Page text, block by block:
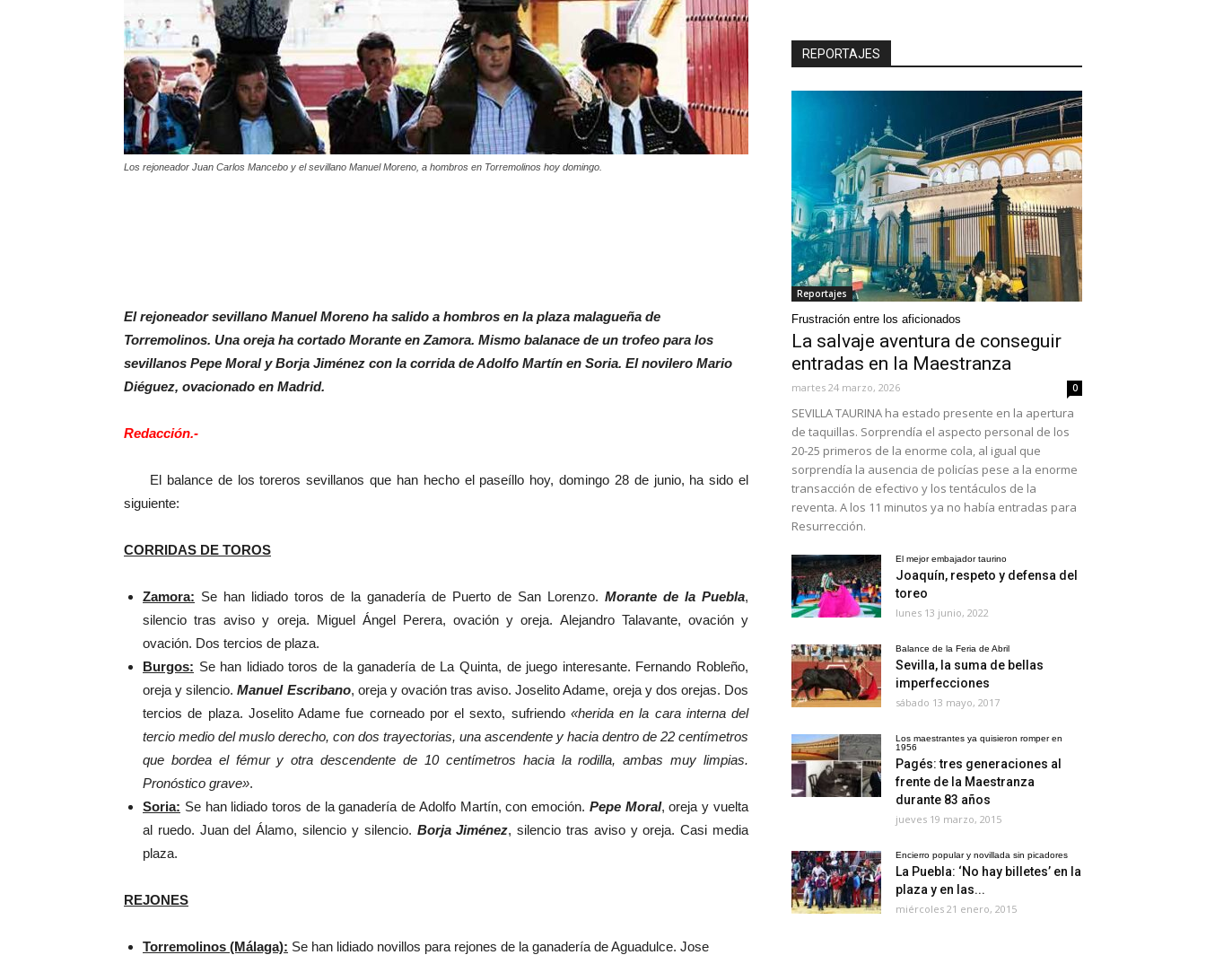
Los rejoneador Juan Carlos Mancebo y el sevillano Manuel Moreno, a hombros en Torremolinos hoy domingo.
El rejoneador sevillano Manuel Moreno ha salido a hombros en la plaza malagueña de
Torremolinos. Una oreja ha cortado Morante en Zamora. Mismo balanace de un trofeo para los
sevillanos Pepe Moral y Borja Jiménez con la corrida de Adolfo Martín en Soria. El novilero Mario
Diéguez, ovacionado en Madrid.
Redacción.-
El balance de los toreros sevillanos que han hecho el paseíllo hoy, domingo 28 de junio, ha sido el
siguiente:
CORRIDAS DE TOROS
Zamora: Se han lidiado toros de la ganadería de Puerto de San Lorenzo. Morante de la Puebla,
silencio tras aviso y oreja. Miguel Ángel Perera, ovación y oreja. Alejandro Talavante, ovación y
ovación. Dos tercios de plaza.
Burgos: Se han lidiado toros de la ganadería de La Quinta, de juego interesante. Fernando Robleño,
oreja y silencio.Manuel Escribano, oreja y ovación tras aviso. Joselito Adame, oreja y dos orejas. Dos
tercios de plaza. Joselito Adame fue corneado por el sexto, sufriendo «herida en la cara interna del
tercio medio del muslo derecho, con dos trayectorias, una ascendente y hacia dentro de 22 centímetros
que bordea el fémur y otra descendente de 10 centímetros hacia la rodilla, ambas muy limpias.
Pronóstico grave».
Soria: Se han lidiado toros de la ganadería de Adolfo Martín, con emoción. Pepe Moral, oreja y vuelta
al ruedo. Juan del Álamo, silencio y silencio. Borja Jiménez, silencio tras aviso y oreja. Casi media
plaza.
REJONES
Torremolinos (Málaga): Se han lidiado novillos para rejones de la ganadería de Aguadulce. Jose
REPORTAJES
Reportajes
Frustración entre los aficionados
La salvaje aventura de conseguir
entradas en la Maestranza
martes 24 marzo, 2026 0
SEVILLA TAURINA ha estado presente en la apertura
de taquillas. Sorprendía el aspecto personal de los
20-25 primeros de la enorme cola, al igual que
sorprendía la ausencia de policías pese a la enorme
transacción de efectivo y los tentáculos de la
reventa. A los 11 minutos ya no había entradas para
Resurrección.
El mejor embajador taurino
Joaquín, respeto y defensa del
toreo
lunes 13 junio, 2022
Balance de la Feria de Abril
Sevilla, la suma de bellas
imperfecciones
sábado 13 mayo, 2017
Los maestrantes ya quisieron romper en
1956
Pagés: tres generaciones al
frente de la Maestranza
durante 83 años
jueves 19 marzo, 2015
Encierro popular y novillada sin picadores
La Puebla: ‘No hay billetes’ en la
plaza y en las...
miércoles 21 enero, 2015